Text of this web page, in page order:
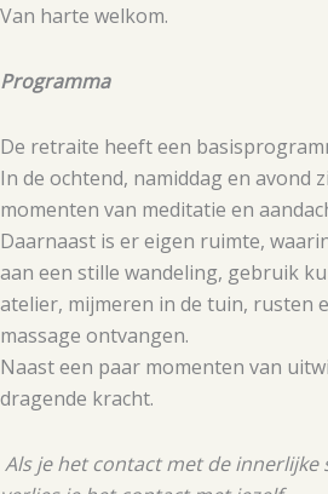
Van harte welkom.
Programma
De retraite heeft een
In de ochtend, namiddag en avond
momenten van meditatie en
Daarnaast is er eigen ruimte,
aan een stille wandeling, gebruik
atelier, mijmeren in de tuin, rusten
massage ontvangen.
Naast een paar momenten van
dragende kracht.
Als je het contact met de innerlijke